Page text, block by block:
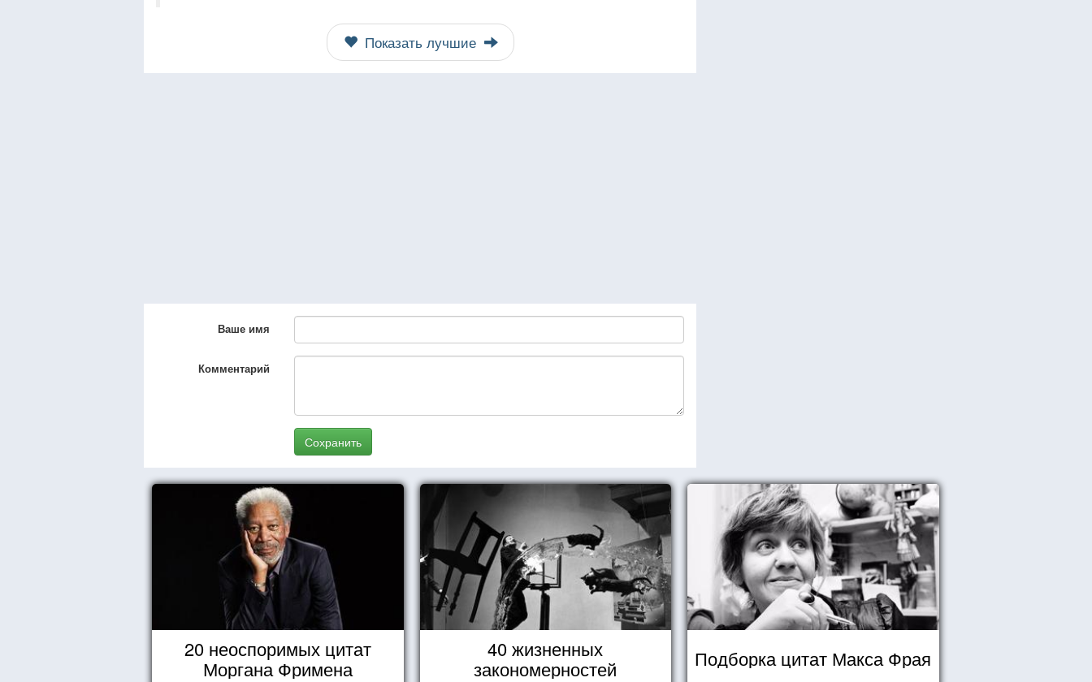
Показать лучшие
Ваше имя
Комментарий
Сохранить
20 неоспоримых цитат
Моргана Фримена
40 жизненных
закономерностей
Подборка цитат Макса Фрая